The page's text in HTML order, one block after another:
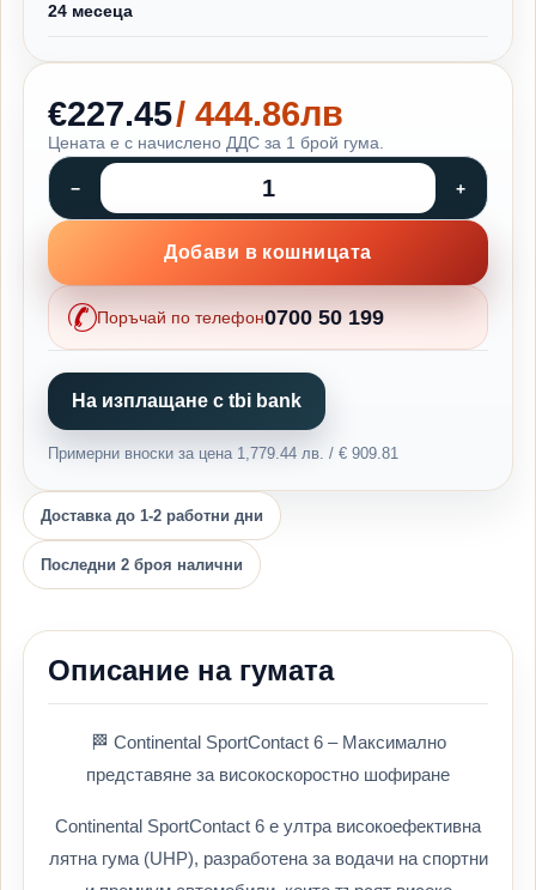
24 месеца
€227.45/ 444.86лв
Цената е с начислено ДДС за 1 брой гума.
Добави в кошницата
Поръчай по телефон0700 50 199
На изплащане с tbi bank
Примерни вноски за цена 1,779.44 лв. / € 909.81
Доставка до 1-2 работни дни
Последни 2 броя налични
Описание на гумата
🏁 Continental SportContact 6 – Максимално
представяне за високоскоростно шофиране
Continental SportContact 6 е ултра високоефективна
лятна гума (UHP), разработена за водачи на спортни